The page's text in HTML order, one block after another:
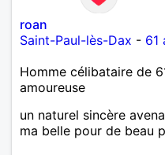
roan
Saint-Paul-lès-Dax - 61
Homme célibataire de
amoureuse
un naturel sincère
ma belle pour de beau